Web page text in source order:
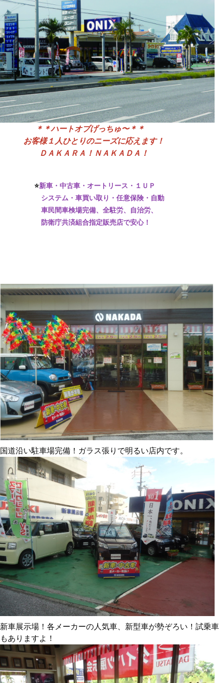
＊＊ハートオブげっちゅ〜＊＊
お客様１人ひとりのニーズに応えます！
ＤＡＫＡＲＡ！ＮＡＫＡＤＡ！
⭐️新車・中古車・オートリース・１ＵＰ
システム・車買い取り・任意保険・自動
車民間車検場完備、全駐労、自治労、
防衛庁共済組合指定販売店で安心！
国道沿い駐車場完備！ガラス張りで明るい店内です。
新車展示場！各メーカーの人気車、新型車が勢ぞろい！試乗車
もありますよ！